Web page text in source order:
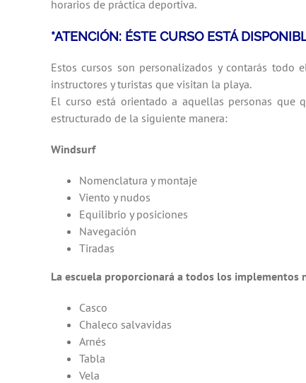
horarios de práctica deportiva.
*ATENCIÓN: ÉSTE CURSO ESTÁ
Estos cursos son personalizados y contarás
instructores y turistas que visitan la playa.
El curso está orientado a aquellas personas que
estructurado de la siguiente manera:
Windsurf
Nomenclatura y montaje
Viento y nudos
Equilibrio y posiciones
Navegación
Tiradas
La escuela proporcionará a todos los implementos
Casco
Chaleco salvavidas
Arnés
Tabla
Vela